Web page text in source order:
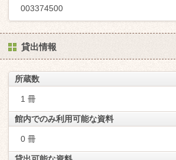
003374500
貸出情報
所蔵数
1 冊
館内でのみ利用可能な資料
0 冊